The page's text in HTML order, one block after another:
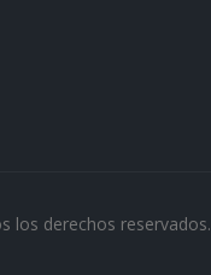
los derechos reservados.